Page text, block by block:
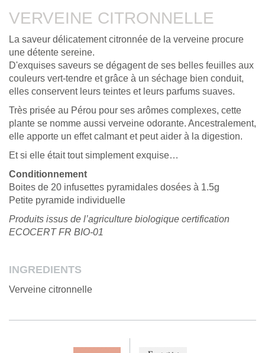
VERVEINE CITRONNELLE
La saveur délicatement citronnée de la verveine procure
une détente sereine.
D'exquises saveurs se dégagent de ses belles feuilles aux
couleurs vert-tendre et grâce à un séchage bien conduit,
elles conservent leurs teintes et leurs parfums suaves.
Très prisée au Pérou pour ses arômes complexes, cette
plante se nomme aussi verveine odorante. Ancestralement,
elle apporte un effet calmant et peut aider à la digestion.
Et si elle était tout simplement exquise…
Conditionnement
Boites de 20 infusettes pyramidales dosées à 1.5g
Petite pyramide individuelle
Produits issus de l’agriculture biologique certification
ECOCERT FR BIO-01
INGREDIENTS
Verveine citronnelle